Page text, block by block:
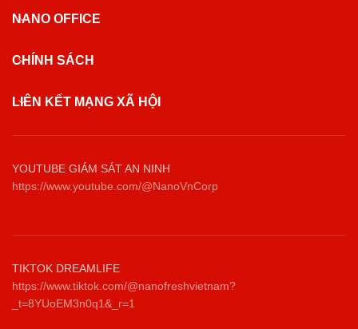
NANO OFFICE
CHÍNH SÁCH
LIÊN KẾT MẠNG XÃ HỘI
YOUTUBE GIÁM SÁT AN NINH
https://www.youtube.com/@NanoVnCorp
TIKTOK DREAMLIFE
https://www.tiktok.com/@nanofreshvietnam?
_t=8YUoEM3n0q1&_r=1